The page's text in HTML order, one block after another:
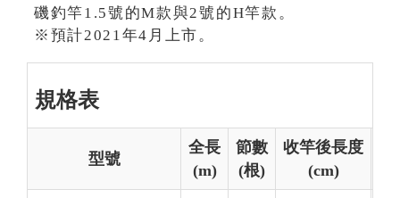
磯釣竿1.5號的M款與2號的H竿款。
※預計2021年4月上市。
規格表
型號
全長
(m)
節數
(根)
收竿後長度
(cm)